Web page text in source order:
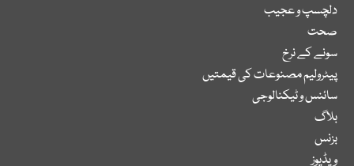
دلچسپ و عجیب
صحت
سونے کے نرخ
پیٹرولیم مصنوعات کی قیمتیں
سائنس و ٹیکنالوجی
بلاگ
بزنس
ویڈیوز